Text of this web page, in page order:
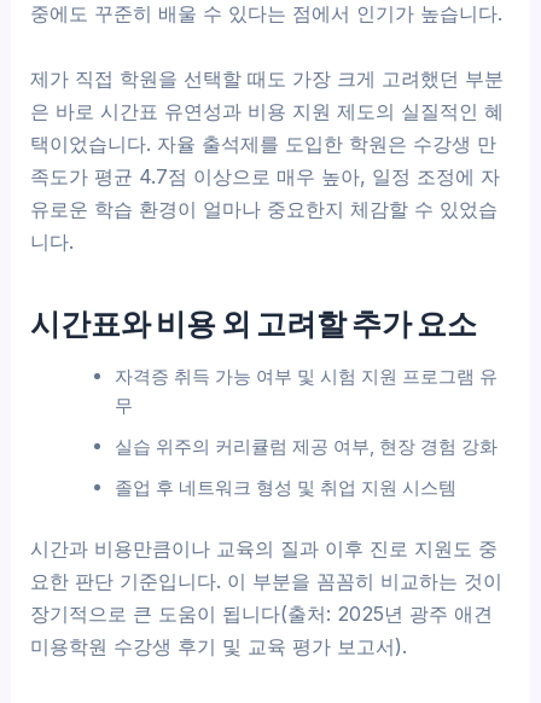
중에도 꾸준히 배울 수 있다는 점에서 인기가 높습니다.
제가 직접 학원을 선택할 때도 가장 크게 고려했던 부분
은 바로 시간표 유연성과 비용 지원 제도의 실질적인 혜
택이었습니다. 자율 출석제를 도입한 학원은 수강생 만
족도가 평균 4.7점 이상으로 매우 높아, 일정 조정에 자
유로운 학습 환경이 얼마나 중요한지 체감할 수 있었습
니다.
시간표와 비용 외 고려할 추가 요소
자격증 취득 가능 여부 및 시험 지원 프로그램 유
무
실습 위주의 커리큘럼 제공 여부, 현장 경험 강화
졸업 후 네트워크 형성 및 취업 지원 시스템
시간과 비용만큼이나 교육의 질과 이후 진로 지원도 중
요한 판단 기준입니다. 이 부분을 꼼꼼히 비교하는 것이
장기적으로 큰 도움이 됩니다(출처: 2025년 광주 애견
미용학원 수강생 후기 및 교육 평가 보고서).